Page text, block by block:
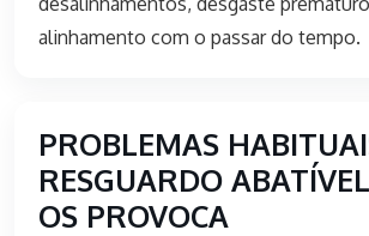
alinhamento com o passar do tempo.
PROBLEMAS
RESGUARDO
OS PROVOCA